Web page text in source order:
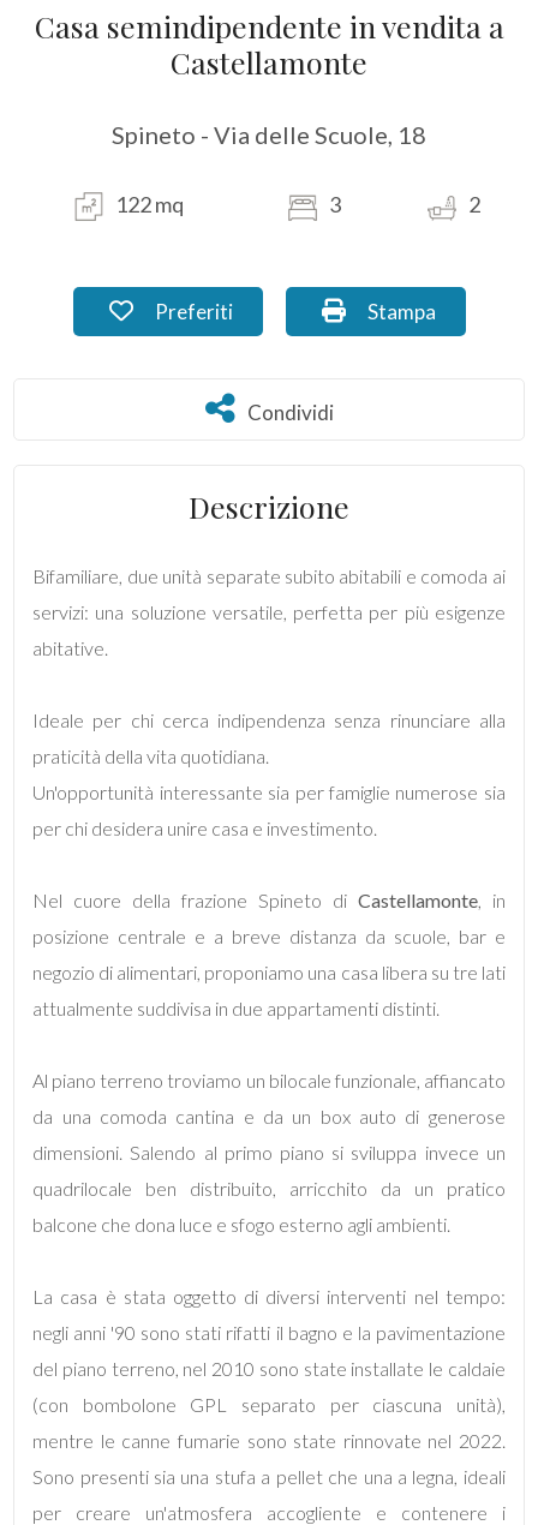
Casa semindipendente in vendita a
Castellamonte
Spineto - Via delle Scuole, 18
122 mq 3 2
Preferiti: Cod. DE_56.5
Preferiti Stampa: Cod.
Stampa
Condividi
Condividi
Descrizione
Bifamiliare, due unità separate subito abitabili e comoda ai
servizi: una soluzione versatile, perfetta per più esigenze
abitative.
Ideale per chi cerca indipendenza senza rinunciare alla
praticità della vita quotidiana.
Un'opportunità interessante sia per famiglie numerose sia
per chi desidera unire casa e investimento.
Nel cuore della frazione Spineto di Castellamonte, in
posizione centrale e a breve distanza da scuole, bar e
negozio di alimentari, proponiamo una casa libera su tre lati
attualmente suddivisa in due appartamenti distinti.
Al piano terreno troviamo un bilocale funzionale, affiancato
da una comoda cantina e da un box auto di generose
dimensioni. Salendo al primo piano si sviluppa invece un
quadrilocale ben distribuito, arricchito da un pratico
balcone che dona luce e sfogo esterno agli ambienti.
La casa è stata oggetto di diversi interventi nel tempo:
negli anni '90 sono stati rifatti il bagno e la pavimentazione
del piano terreno, nel 2010 sono state installate le caldaie
(con bombolone GPL separato per ciascuna unità),
mentre le canne fumarie sono state rinnovate nel 2022.
Sono presenti sia una stufa a pellet che una a legna, ideali
per creare un'atmosfera accogliente e contenere i
Commerciali
Industriali
Totale
mq
Locali
Qualsiasi
1
2
5+
Bagni
minimi